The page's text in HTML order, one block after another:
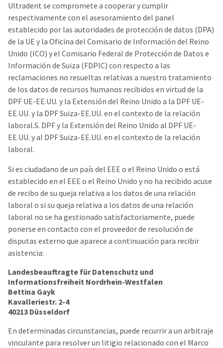
Ultradent se compromete a cooperar y cumplir
respectivamente con el asesoramiento del panel
establecido por las autoridades de protección de datos (DPA)
de la UE y la Oficina del Comisario de Información del Reino
Unido (ICO) y el Comisario Federal de Protección de Datos e
Información de Suiza (FDPIC) con respecto a las
reclamaciones no resueltas relativas a nuestro tratamiento
de los datos de recursos humanos recibidos en virtud de la
DPF UE-EE.UU. y la Extensión del Reino Unido a la DPF UE-
EE.UU. y la DPF Suiza-EE.UU. en el contexto de la relación
laboral.S. DPF y la Extensión del Reino Unido al DPF UE-
EE.UU. y al DPF Suiza-EE.UU. en el contexto de la relación
laboral.
Si es ciudadano de un país del EEE o el Reino Unido o está
establecido en el EEE o el Reino Unido y no ha recibido acuse
de recibo de su queja relativa a los datos de una relación
laboral o si su queja relativa a los datos de una relación
laboral no se ha gestionado satisfactoriamente, puede
ponerse en contacto con el proveedor de resolución de
disputas externo que aparece a continuación para recibir
asistencia:
Landesbeauftragte für Datenschutz und
Informationsfreiheit Nordrhein-Westfalen
Bettina Gayk
Kavalleriestr. 2-4
40213 Düsseldorf
En determinadas circunstancias, puede recurrir a un arbitraje
vinculante para resolver un litigio relacionado con el Marco